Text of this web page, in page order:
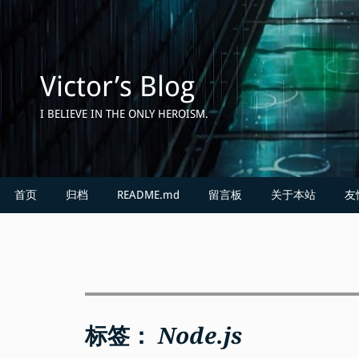
Victor’s Blog
I BELIEVE IN THE ONLY HEROISM.
首页 归档 README.md 留言板 关于本站 友
标签：Node.js